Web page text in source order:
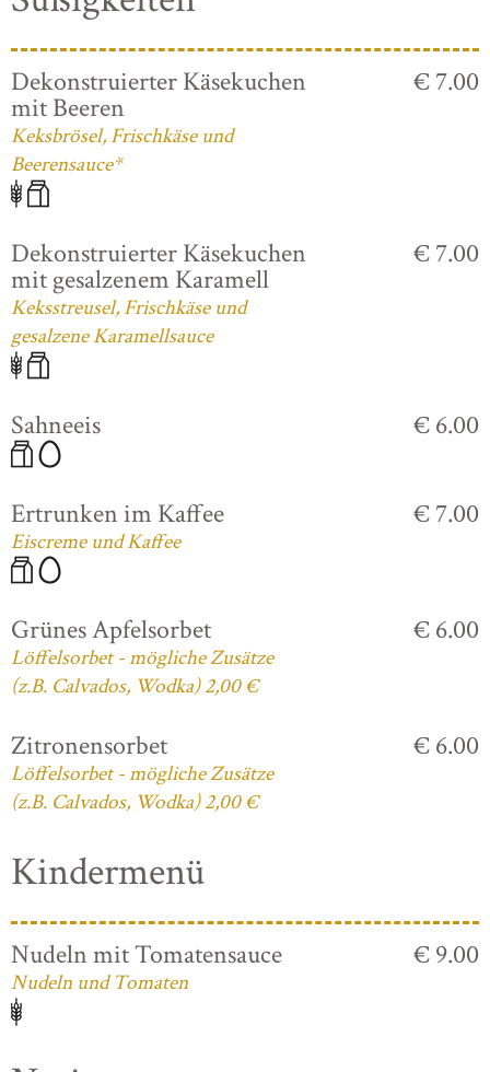
Dekonstruierter Käsekuchen
mit Beeren
Keksbrösel, Frischkäse und
Beerensauce*
€ 7.00
Dekonstruierter Käsekuchen
mit gesalzenem Karamell
Keksstreusel, Frischkäse und
gesalzene Karamellsauce
€ 7.00
Sahneeis € 6.00
Ertrunken im Kaffee
Eiscreme und Kaffee
€ 7.00
Grünes Apfelsorbet
Löffelsorbet - mögliche Zusätze
(z.B. Calvados, Wodka) 2,00 €
€ 6.00
Zitronensorbet
Löffelsorbet - mögliche Zusätze
(z.B. Calvados, Wodka) 2,00 €
€ 6.00
Kindermenü
Nudeln mit Tomatensauce
Nudeln und Tomaten
€ 9.00